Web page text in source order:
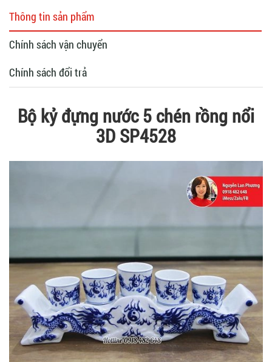
Thông tin sản phẩm
Chính sách vận chuyển
Chính sách đổi trả
Bộ kỷ đựng nước 5 chén rồng nổi
3D SP4528